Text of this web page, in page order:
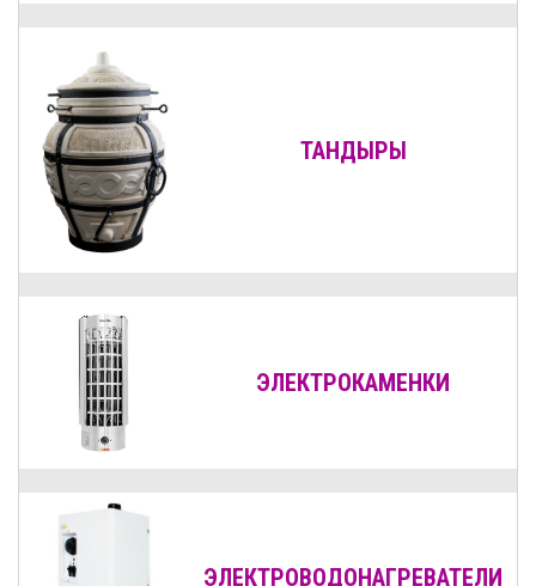
ТАНДЫРЫ
ЭЛЕКТРОКАМЕНКИ
ЭЛЕКТРОВОДОНАГРЕВАТЕЛИ